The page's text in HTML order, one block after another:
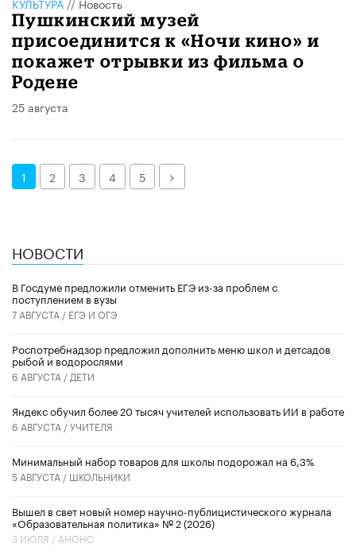
Пушкинский музей
присоединится к «Ночи кино» и
покажет отрывки из фильма о
Родене
25 августа
1 2 3 4 5 Далее
НОВОСТИ
В Госдуме предложили отменить ЕГЭ из-за проблем с
поступлением в вузы
7 АВГУСТА / ЕГЭ И ОГЭ
Роспотребнадзор предложил дополнить меню школ и детсадов
рыбой и водорослями
6 АВГУСТА / ДЕТИ
​Яндекс обучил более 20 тысяч учителей использовать ИИ в работе
6 АВГУСТА /УЧИТЕЛЯ
Минимальный набор товаров для школы подорожал на 6,3%
5 АВГУСТА / ШКОЛЬНИКИ
Вышел в свет новый номер научно-публицистического журнала
«Образовательная политика» № 2 (2026)
3 ИЮЛЯ / АНОНС